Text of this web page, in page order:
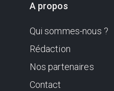
A propos
Qui sommes-nous ?
Rédaction
Nos partenaires
Contact